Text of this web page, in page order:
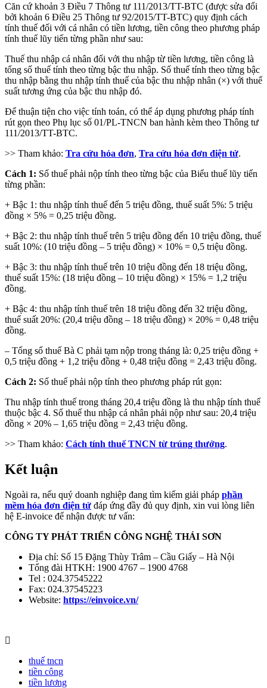
Căn cứ khoản 3 Điều 7 Thông tư 111/2013/TT-BTC (được sửa đổi
bởi khoản 6 Điều 25 Thông tư 92/2015/TT-BTC) quy định cách
tính thuế đối với cá nhân có tiền lương, tiền công theo phương pháp
tính thuế lũy tiến từng phần như sau:
Thuế thu nhập cá nhân đối với thu nhập từ tiền lương, tiền công là
tổng số thuế tính theo từng bậc thu nhập. Số thuế tính theo từng bậc
thu nhập bằng thu nhập tính thuế của bậc thu nhập nhân (×) với thuế
suất tương ứng của bậc thu nhập đó.
Để thuận tiện cho việc tính toán, có thể áp dụng phương pháp tính
rút gọn theo Phụ lục số 01/PL-TNCN ban hành kèm theo Thông tư
111/2013/TT-BTC.
>> Tham khảo: Tra cứu hóa đơn, Tra cứu hóa đơn điện tử.
Cách 1: Số thuế phải nộp tính theo từng bậc của Biểu thuế lũy tiến
từng phần:
+ Bậc 1: thu nhập tính thuế đến 5 triệu đồng, thuế suất 5%: 5 triệu
đồng × 5% = 0,25 triệu đồng.
+ Bậc 2: thu nhập tính thuế trên 5 triệu đồng đến 10 triệu đồng, thuế
suất 10%: (10 triệu đồng – 5 triệu đồng) × 10% = 0,5 triệu đồng.
+ Bậc 3: thu nhập tính thuế trên 10 triệu đồng đến 18 triệu đồng,
thuế suất 15%: (18 triệu đồng – 10 triệu đồng) × 15% = 1,2 triệu
đồng.
+ Bậc 4: thu nhập tính thuế trên 18 triệu đồng đến 32 triệu đồng,
thuế suất 20%: (20,4 triệu đồng – 18 triệu đồng) × 20% = 0,48 triệu
đồng.
– Tổng số thuế Bà C phải tạm nộp trong tháng là: 0,25 triệu đồng +
0,5 triệu đồng + 1,2 triệu đồng + 0,48 triệu đồng = 2,43 triệu đồng.
Cách 2: Số thuế phải nộp tính theo phương pháp rút gọn:
Thu nhập tính thuế trong tháng 20,4 triệu đồng là thu nhập tính thuế
thuộc bậc 4. Số thuế thu nhập cá nhân phải nộp như sau: 20,4 triệu
đồng × 20% – 1,65 triệu đồng = 2,43 triệu đồng.
>> Tham khảo: Cách tính thuế TNCN từ trúng thưởng.
Kết luận
Ngoài ra, nếu quý doanh nghiệp đang tìm kiếm giải pháp phần
mềm hóa đơn điện tử đáp ứng đầy đủ quy định, xin vui lòng liên
hệ E-invoice để nhận được tư vấn:
CÔNG TY PHÁT TRIỂN CÔNG NGHỆ THÁI SƠN
Địa chỉ: Số 15 Đặng Thùy Trâm – Cầu Giấy – Hà Nội
Tổng đài HTKH: 1900 4767 – 1900 4768
Tel : 024.37545222
Fax: 024.37545223
Website: https://einvoice.vn/
thuế tncn
tiền công
tiền lương